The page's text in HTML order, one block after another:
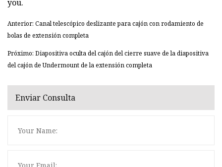
you.
Anterior: Canal telescópico deslizante para cajón con rodamiento de
bolas de extensión completa
Próximo: Diapositiva oculta del cajón del cierre suave de la diapositiva
del cajón de Undermount de la extensión completa
Enviar Consulta